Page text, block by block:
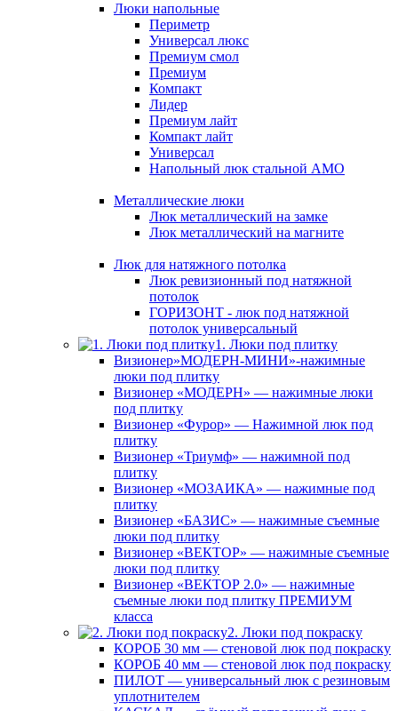
Люки напольные
Периметр
Универсал люкс
Премиум смол
Премиум
Компакт
Лидер
Премиум лайт
Компакт лайт
Универсал
Напольный люк стальной АМО
Металлические люки
Люк металлический на замке
Люк металлический на магните
Люк для натяжного потолка
Люк ревизионный под натяжной
потолок
ГОРИЗОНТ - люк под натяжной
потолок универсальный
1. Люки под плитку
Визионер»МОДЕРН-МИНИ»-нажимные
люки под плитку
Визионер «МОДЕРН» — нажимные люки
под плитку
Визионер «Фурор» — Нажимной люк под
плитку
Визионер «Триумф» — нажимной под
плитку
Визионер «МОЗАИКА» — нажимные под
плитку
Визионер «БАЗИС» — нажимные съемные
люки под плитку
Визионер «ВЕКТОР» — нажимные съемные
люки под плитку
Визионер «ВЕКТОР 2.0» — нажимные
съемные люки под плитку ПРЕМИУМ
класса
2. Люки под покраску
КОРОБ 30 мм — стеновой люк под покраску
КОРОБ 40 мм — стеновой люк под покраску
ПИЛОТ — универсальный люк с резиновым
уплотнителем